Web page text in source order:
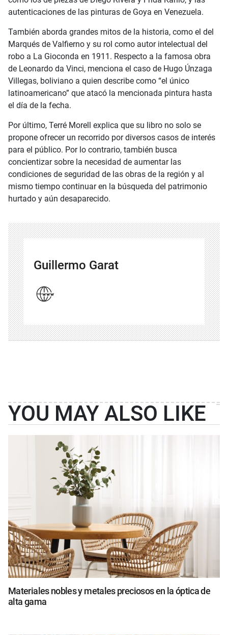
autenticaciones de las pinturas de Goya en Venezuela.
También aborda grandes mitos de la historia, como el del
Marqués de Valfierno y su rol como autor intelectual del
robo a La Gioconda en 1911. Respecto a la famosa obra
de Leonardo da Vinci, menciona el caso de Hugo Únzaga
Villegas, boliviano a quien describe como “el único
latinoamericano” que atacó la mencionada pintura hasta
el día de la fecha.
Por último, Terré Morell explica que su libro no solo se
propone ofrecer un recorrido por diversos casos de interés
para el público. Por lo contrario, también busca
concientizar sobre la necesidad de aumentar las
condiciones de seguridad de las obras de la región y al
mismo tiempo continuar en la búsqueda del patrimonio
hurtado y aún desaparecido.
Guillermo Garat
YOU MAY ALSO LIKE
Materiales nobles y metales preciosos en la óptica de
alta gama